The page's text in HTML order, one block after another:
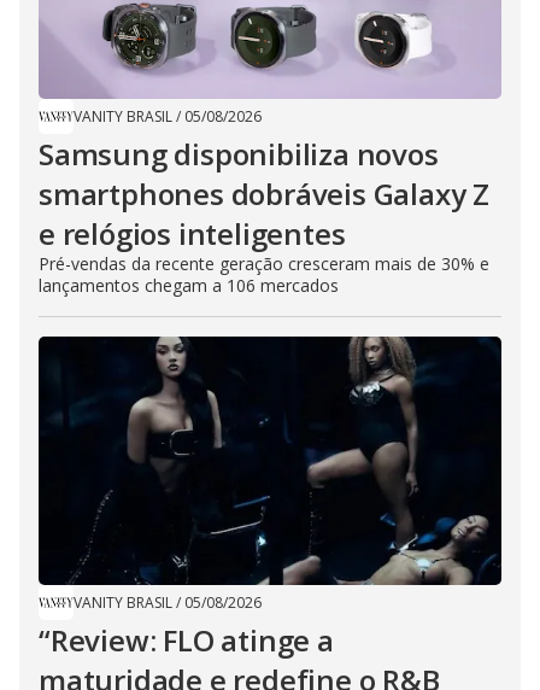
VANITY BRASIL/ 05/08/2026
Samsung disponibiliza novos
smartphones dobráveis Galaxy Z
e relógios inteligentes
Pré-vendas da recente geração cresceram mais de 30% e
lançamentos chegam a 106 mercados
VANITY BRASIL/ 05/08/2026
“Review: FLO atinge a
maturidade e redefine o R&B